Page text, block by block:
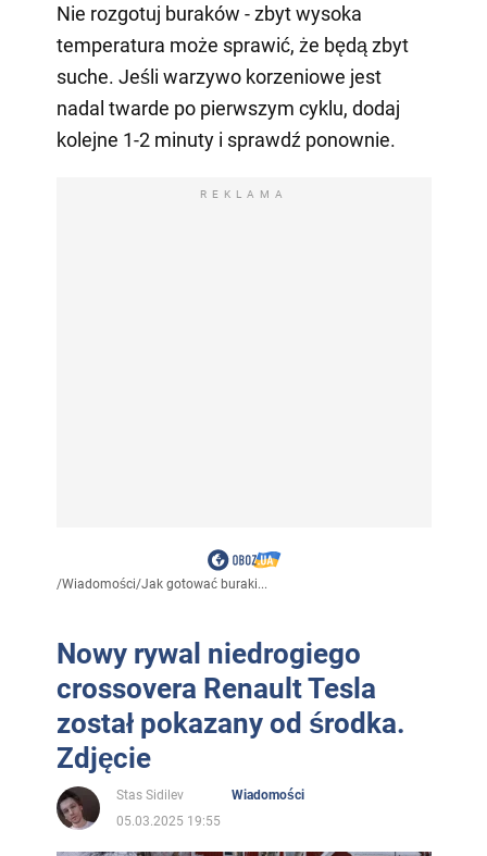
Nie rozgotuj buraków - zbyt wysoka
temperatura może sprawić, że będą zbyt
suche. Jeśli warzywo korzeniowe jest
nadal twarde po pierwszym cyklu, dodaj
kolejne 1-2 minuty i sprawdź ponownie.
REKLAMA
/Wiadomości/Jak gotować buraki...
Nowy rywal niedrogiego
crossovera Renault Tesla
został pokazany od środka.
Zdjęcie
Stas Sidilev
Wiadomości
05.03.2025 19:55